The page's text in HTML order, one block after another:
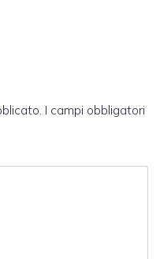
I campi obbligatori